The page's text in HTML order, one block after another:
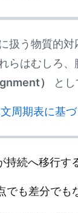
扱う物質的対
らはむしろ
）
とし
周期表に基
持続へ移行す
でも差分でも